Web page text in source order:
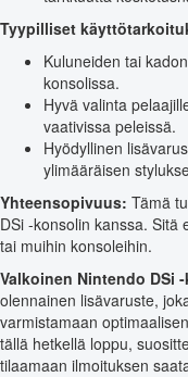
Tyypilliset
Kuluneiden tai
konsolissa.
Hyvä valinta
vaativissa peleissä.
Hyödyllinen
ylimääräisen
Yhteensopivuus: Tämä
DSi -konsolin kanssa. Sitä
tai muihin konsoleihin.
Valkoinen Nintendo DSi
olennainen lisävaruste,
varmistamaan
tällä hetkellä loppu,
tilaamaan ilmoituksen